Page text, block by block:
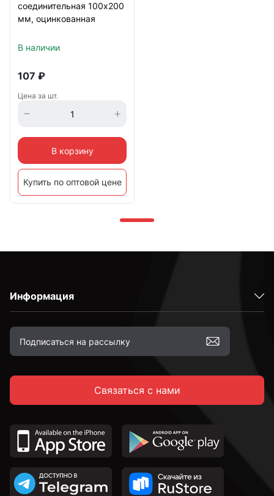
соединительная 100х200
мм, оцинкованная
В наличии
107 ₽
Цена за шт.
В корзину
Купить по оптовой цене
Информация
Связаться с нами